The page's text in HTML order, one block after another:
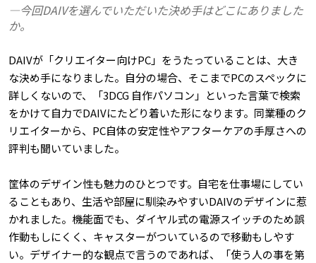
―今回DAIVを選んでいただいた決め手はどこにありました
か。
DAIVが「クリエイター向けPC」をうたっていることは、大き
な決め手になりました。自分の場合、そこまでPCのスペックに
詳しくないので、「3DCG 自作パソコン」といった言葉で検索
をかけて自力でDAIVにたどり着いた形になります。同業種のク
リエイターから、PC自体の安定性やアフターケアの手厚さへの
評判も聞いていました。
筐体のデザイン性も魅力のひとつです。自宅を仕事場にしてい
ることもあり、生活や部屋に馴染みやすいDAIVのデザインに惹
かれました。機能面でも、ダイヤル式の電源スイッチのため誤
作動もしにくく、キャスターがついているので移動もしやす
い。デザイナー的な観点で言うのであれば、「使う人の事を第